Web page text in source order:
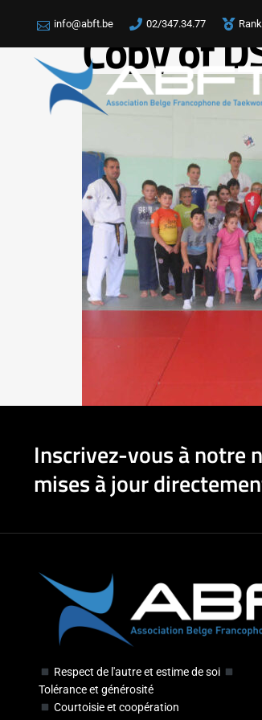
info@abft.be 02/347.34.77
Copy of
Inscrivez-vous à notre
mises à jour
Respect de l'autre et estime de soi
Tolérance et générosité
Courtoisie et coopération